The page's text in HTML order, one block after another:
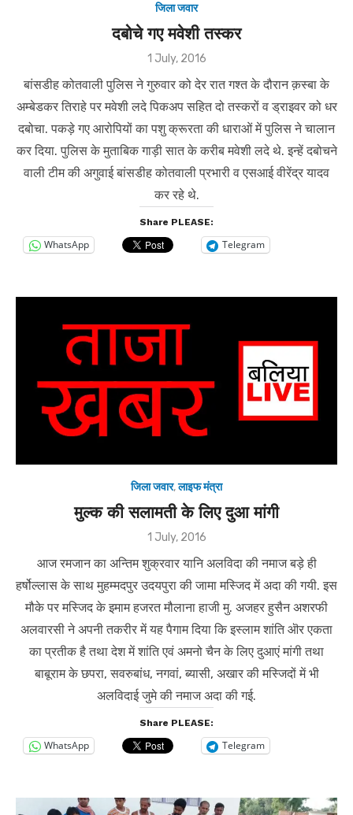
जिला जवार
दबोचे गए मवेशी तस्कर
Posted
1 July, 2016
बांसडीह कोतवाली पुलिस ने गुरुवार को देर रात गश्त के दौरान क़स्बा के
अम्बेडकर तिराहे पर मवेशी लदे पिकअप सहित दो तस्करों व ड्राइवर को धर
दबोचा. पकड़े गए आरोपियों का पशु क्रूरता की धाराओं में पुलिस ने चालान
कर दिया. पुलिस के मुताबिक गाड़ी सात के करीब मवेशी लदे थे. इन्हें दबोचने
वाली टीम की अगुवाई बांसडीह कोतवाली प्रभारी व एसआई वीरेंद्र यादव
कर रहे थे.
Share PLEASE:
WhatsApp Telegram
जिला जवार,लाइफ मंत्रा
मुल्क की सलामती के लिए दुआ मांगी
Posted
1 July, 2016
आज रमजान का अन्तिम शुक्रवार यानि अलविदा की नमाज बड़े ही
हर्षोल्लास के साथ मुहम्मदपुर उदयपुरा की जामा मस्जिद में अदा की गयी. इस
मौके पर मस्जिद के इमाम हजरत मौलाना हाजी मु. अजहर हुसैन अशरफी
अलवारसी ने अपनी तकरीर में यह पैगाम दिया कि इस्लाम शांति ऒर एकता
का प्रतीक है तथा देश में शांति एवं अमनो चैन के लिए दुआएं मांगी तथा
बाबूराम के छपरा, सवरुबांध, नगवां, ब्यासी, अखार की मस्जिदों में भी
अलविदाई जुमे की नमाज अदा की गई.
Share PLEASE:
WhatsApp Telegram